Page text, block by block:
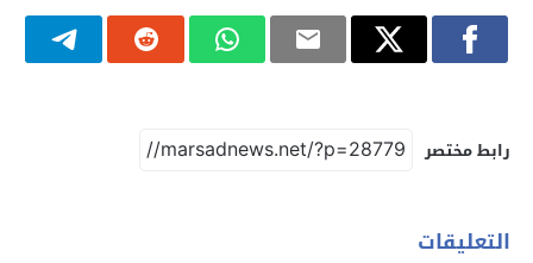
رابط مختصر
التعليقات